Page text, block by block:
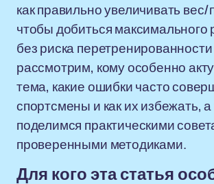
как правильно увеличивать
чтобы добиться максимального
без риска
рассмотрим, кому особенно
тема, какие ошибки часто
спортсмены и как их избежать,
поделимся практическими
проверенными методиками.
Для кого эта статья